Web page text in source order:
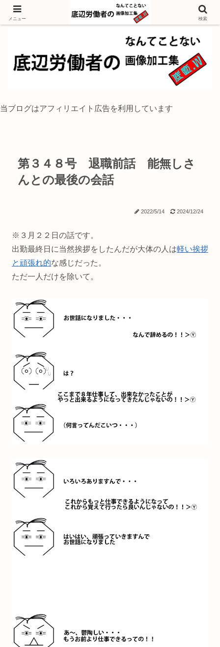
独身底辺おじさんが風景写真をイラスト風に加工するブログ
当ブログはアフィリエイト広告を利用しています
第３４８号 退職前話 能無しさ
んとの最後の会話
2022/5/14 2024/12/24
※３月２２日の話です。
出勤最終日に当然挨拶をしたんだが大体の人は軽い挨拶
と頑張れ的な感じだった。
ただ一人だけを除いて。
メニュー 検索